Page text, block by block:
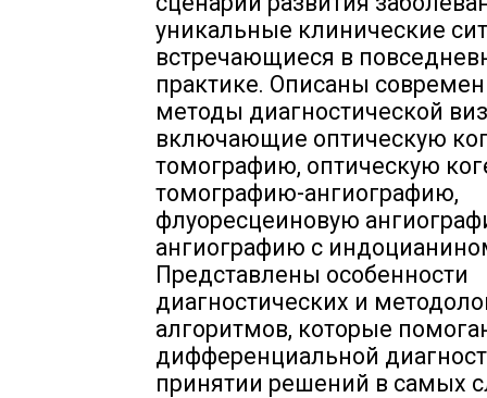
уникальные клинические
встречающиеся в
практике. Описаны
методы диагностической
включающие оптическую
томографию, оптическую
томографию-ангиографию,
флуоресцеиновую
ангиографию с
Представлены особенности
диагностических и
алгоритмов, которые
дифференциальной
принятии решений в самых